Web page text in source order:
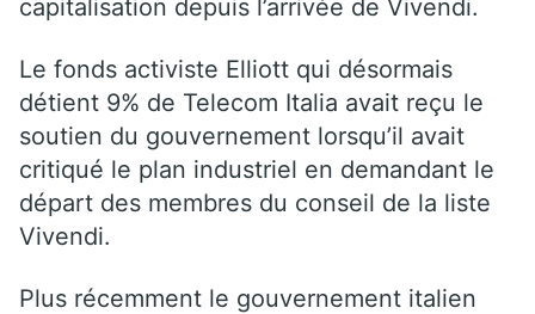
capitalisation depuis l’arrivée de Vivendi.
Le fonds activiste Elliott qui désormais
détient 9% de Telecom Italia avait reçu le
soutien du gouvernement lorsqu’il avait
critiqué le plan industriel en demandant le
départ des membres du conseil de la liste
Vivendi.
Plus récemment le gouvernement italien